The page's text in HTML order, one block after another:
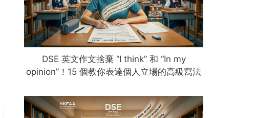
DSE 英文作文捨棄 “I think” 和 “In my
opinion”！15 個教你表達個人立場的高級寫法